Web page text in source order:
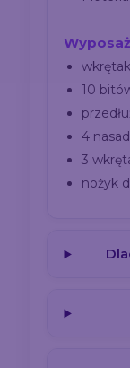
wkrętak
10
4
3
nożyk